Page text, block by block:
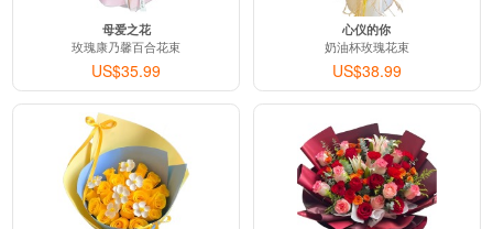
母爱之花
玫瑰康乃馨百合花束
US$35.99
心仪的你
奶油杯玫瑰花束
US$38.99